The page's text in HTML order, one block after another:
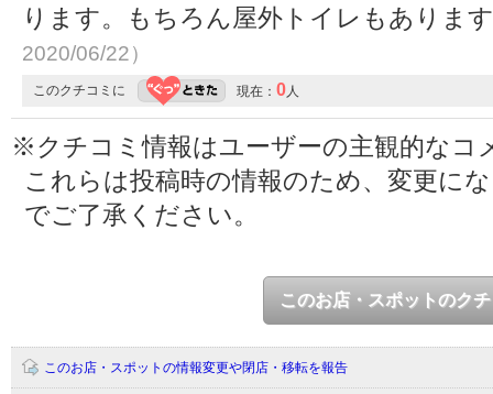
ります。もちろん屋外トイレもありま
2020/06/22）
このクチコミに 現在： 0人
※クチコミ情報はユーザーの主観的なコ
これらは投稿時の情報のため、変更に
でご了承ください。
このお店・スポットのク
このお店・スポットの情報変更や閉店・移転を報告